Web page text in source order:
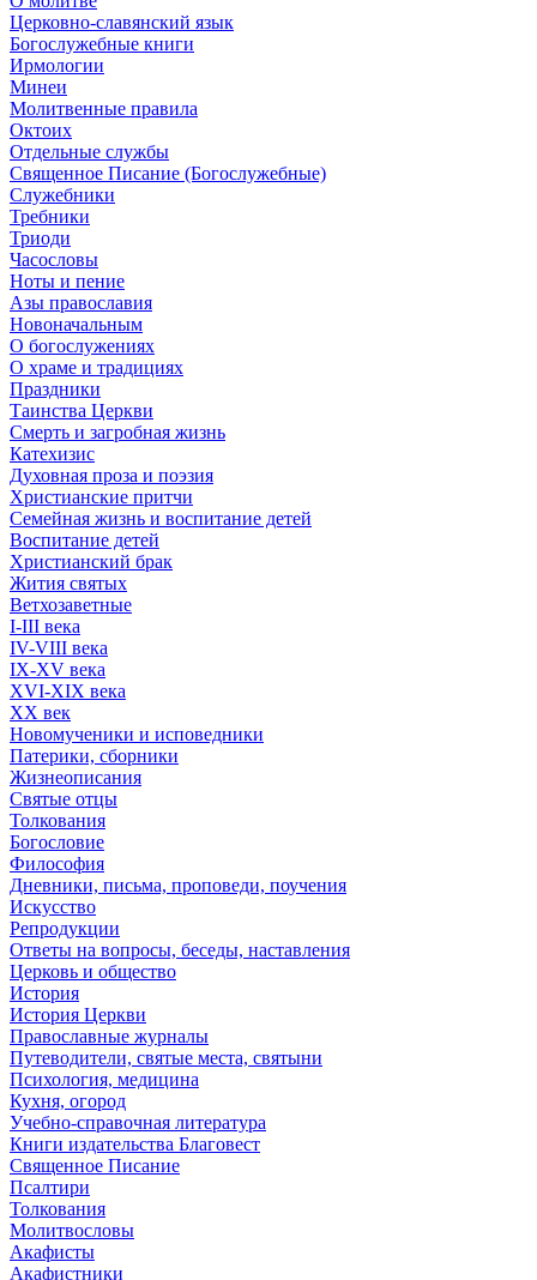
Церковно-славянский язык
Богослужебные книги
Ирмологии
Минеи
Молитвенные правила
Октоих
Отдельные службы
Священное Писание (Богослужебные)
Служебники
Требники
Триоди
Часословы
Ноты и пение
Азы православия
Новоначальным
О богослужениях
О храме и традициях
Праздники
Таинства Церкви
Смерть и загробная жизнь
Катехизис
Духовная проза и поэзия
Христианские притчи
Семейная жизнь и воспитание детей
Воспитание детей
Христианский брак
Жития святых
Ветхозаветные
I-III века
IV-VIII века
IX-XV века
XVI-XIX века
XX век
Новомученики и исповедники
Патерики, сборники
Жизнеописания
Святые отцы
Толкования
Богословие
Философия
Дневники, письма, проповеди, поучения
Искусство
Репродукции
Ответы на вопросы, беседы, наставления
Церковь и общество
История
История Церкви
Православные журналы
Путеводители, святые места, святыни
Психология, медицина
Кухня, огород
Учебно-справочная литература
Книги издательства Благовест
Священное Писание
Псалтири
Толкования
Молитвословы
Акафисты
Акафистники